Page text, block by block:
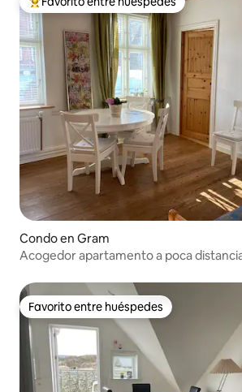
Favorito entre huéspedes preferido
Condo en Gram
Acogedor apartamento a poca
Favorito entre huéspedes
Favorito entre huéspedes